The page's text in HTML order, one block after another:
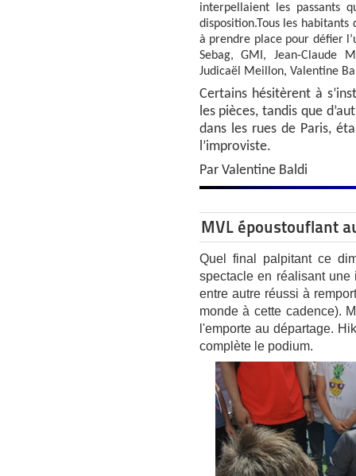
interpellaient les passants
disposition.Tous les
à prendre place pour défier
Sebag, GMI, Jean-Claude
Judicaël Meillon, Valentine
Certains hésitèrent à
les pièces, tandis que
dans les rues de Paris,
l’improviste.
Par Valentine Baldi
MVL époustouflant
Quel final palpitant ce
spectacle en réalisant
entre autre réussi à
monde à cette cadence).
l'emporte au départage.
complète le podium.